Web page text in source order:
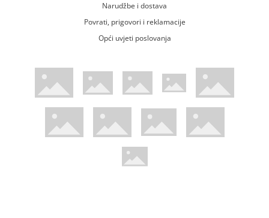
Narudžbe i dostava
Povrati, prigovori i reklamacije
Opći uvjeti poslovanja
WsPay web stranicaMaestro web stranicaMastercard web stranicaAmerican Express web stranica
Visa web stranica
Diners web stranicaTrustwave certificiranoMastercard sigurnosni kod web
Pci Dss certificirano
Verified by Visa web stranica